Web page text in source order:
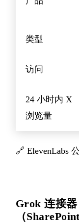
类型
访问
24 小时内 X
浏览量
🔗 ElevenLabs
Grok 连接
（